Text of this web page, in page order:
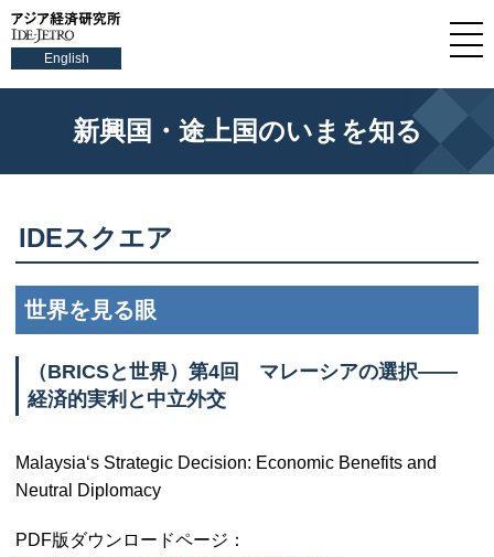
English
新興国・途上国のいまを知る
IDEスクエア
世界を見る眼
（BRICSと世界）第4回 マレーシアの選択――
経済的実利と中立外交
Malaysia‘s Strategic Decision: Economic Benefits and
Neutral Diplomacy
PDF版ダウンロードページ：